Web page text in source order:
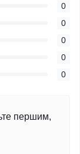
0
0
0
0
0
першим,